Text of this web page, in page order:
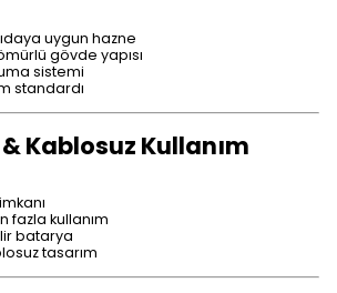
uygun hazne
gövde yapısı
sistemi
standardı
& Kablosuz Kullanım
fazla kullanım
batarya
tasarım